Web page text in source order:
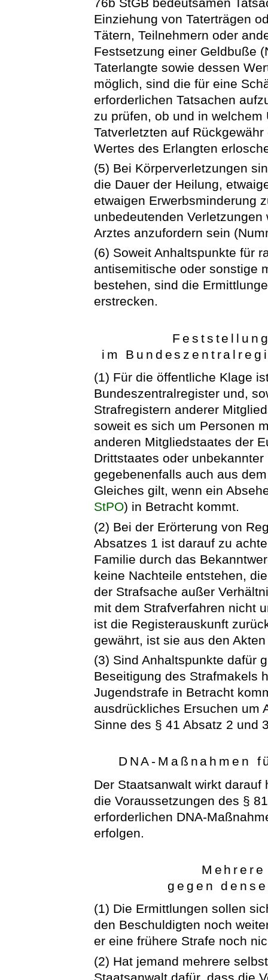
Einziehung von Taterträgen
Tätern, Teilnehmern oder
Festsetzung einer Geldbuße
Taterlangte sowie dessen
möglich, sind die für eine
erforderlichen Tatsachen
zu prüfen, ob und in
Tatverletzten auf
Wertes des Erlangten
(5) Bei Körperverletzungen
die Dauer der Heilung,
etwaigen Erwerbsminderung
unbedeutenden
Arztes anzufordern sein
(6) Soweit Anhaltspunkte für
antisemitische oder sonstige
bestehen, sind die
erstrecken.
im
(1) Für die öffentliche Klage
Bundeszentralregister und,
Strafregistern anderer
soweit es sich um Personen
anderen Mitgliedstaates der
Drittstaates oder
gegebenenfalls auch aus
Gleiches gilt, wenn ein
StPO) in Betracht kommt.
(2) Bei der Erörterung von
Absatzes 1 ist darauf zu
Familie durch das
keine Nachteile entstehen,
der Strafsache außer
mit dem Strafverfahren nicht
ist die Registerauskunft
gewährt, ist sie aus den
(3) Sind Anhaltspunkte dafür
Beseitigung des Strafmakels
Jugendstrafe in Betracht
ausdrückliches Ersuchen um
Sinne des § 41 Absatz 2 und
DNA-Maßnahmen
Der Staatsanwalt wirkt
die Voraussetzungen des §
erforderlichen DNA-
erfolgen.
gegen
(1) Die Ermittlungen sollen
den Beschuldigten noch
er eine frühere Strafe noch
(2) Hat jemand mehrere
Staatsanwalt dafür, dass die